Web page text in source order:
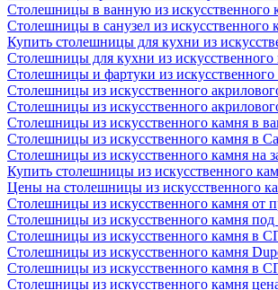
Столешницы в ванную из искусственного
Столешницы в санузел из искусственного
Купить столешницы для кухни из
Столешницы для кухни из искусственного
Столешницы и фартуки из искусственного
Столешницы из искусственного
Столешницы из искусственного
Столешницы из искусственного камня в
Столешницы из искусственного камня в
Столешницы из искусственного камня на
Купить столешницы из искусственного
Цены на столешницы из искусственного
Столешницы из искусственного камня от
Столешницы из искусственного камня под
Столешницы из искусственного камня в
Столешницы из искусственного камня
Столешницы из искусственного камня в
Столешницы из искусственного камня